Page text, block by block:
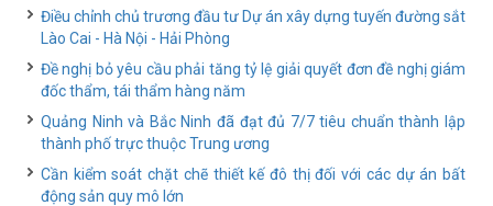
Điều chỉnh chủ trương đầu tư Dự án xây dựng tuyến đường sắt
Lào Cai - Hà Nội - Hải Phòng
Đề nghị bỏ yêu cầu phải tăng tỷ lệ giải quyết đơn đề nghị giám
đốc thẩm, tái thẩm hàng năm
Quảng Ninh và Bắc Ninh đã đạt đủ 7/7 tiêu chuẩn thành lập
thành phố trực thuộc Trung ương
Cần kiểm soát chặt chẽ thiết kế đô thị đối với các dự án bất
động sản quy mô lớn